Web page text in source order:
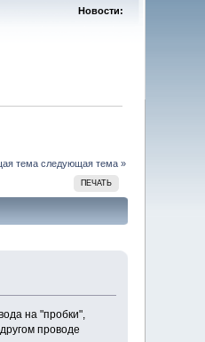
Новости:
тема следующая тема »
ПЕЧАТЬ
на "пробки",
проводе